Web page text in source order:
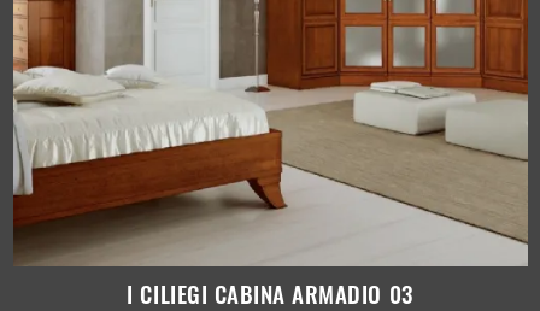
I CILIEGI CABINA ARMADIO 03